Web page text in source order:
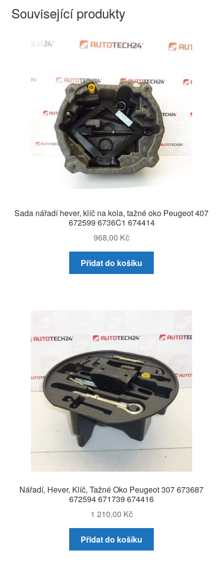
Související produkty
Sada nářadí hever, klíč na kola, tažné oko Peugeot 407
672599 6736C1 674414
968,00 Kč
Přidat do košíku
Nářadí, Hever, Klíč, Tažné Oko Peugeot 307 673687
672594 671739 674416
1 210,00 Kč
Přidat do košíku